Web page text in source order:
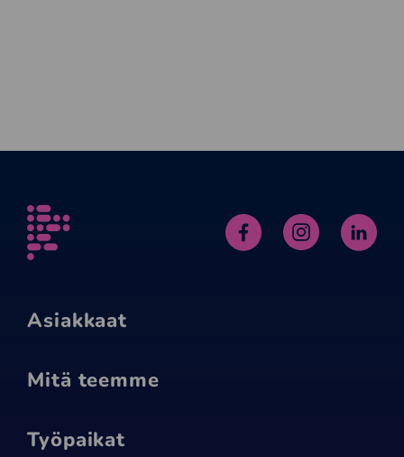
Alfame FacebookInstagram
Asiakkaat
Mitä teemme
Työpaikat